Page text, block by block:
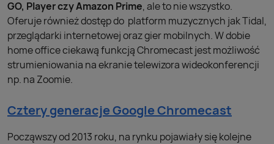
GO, Player czy Amazon Prime, ale to nie wszystko.
Oferuje również dostęp do platform muzycznych jak Tidal,
przeglądarki internetowej oraz gier mobilnych. W dobie
home office ciekawą funkcją Chromecast jest możliwość
strumieniowania na ekranie telewizora wideokonferencji
np. na Zoomie.
Cztery generacje Google Chromecast
Począwszy od 2013 roku, na rynku pojawiały się kolejne